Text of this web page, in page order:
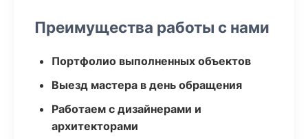
Преимущества работы с нами
Портфолио выполненных объектов
Выезд мастера в день обращения
Работаем с дизайнерами и
архитекторами